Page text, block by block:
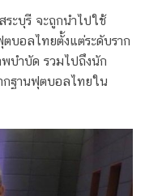
ะบุรี จะถูกนำไปใช้
บอลไทยตั้งแต่ระดับราก
บำบัด รวมไปถึงนัก
กฐานฟุตบอลไทยใน